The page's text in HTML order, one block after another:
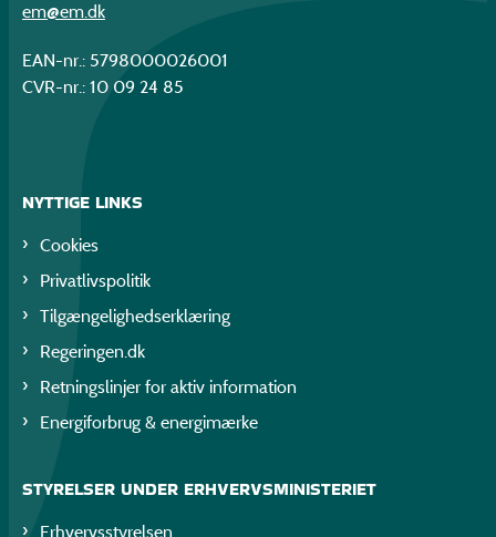
em@em.dk
EAN-nr.: 5798000026001
CVR-nr.: 10 09 24 85
NYTTIGE LINKS
Cookies
Privatlivspolitik
Tilgængelighedserklæring
Regeringen.dk
Retningslinjer for aktiv information
Energiforbrug & energimærke
STYRELSER UNDER ERHVERVSMINISTERIET
Erhvervsstyrelsen